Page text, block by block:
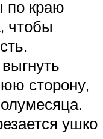
по краю
чтобы
сторону,
ушко